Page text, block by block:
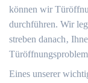
können wir
durchführen.​ Wir
streben danach‚
Eines unserer